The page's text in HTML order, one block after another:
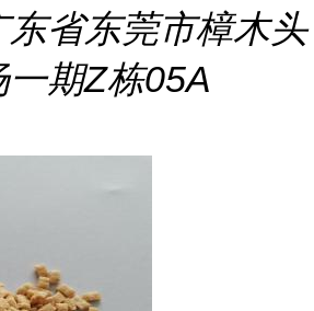
东省东莞市樟木头
期Z栋05A